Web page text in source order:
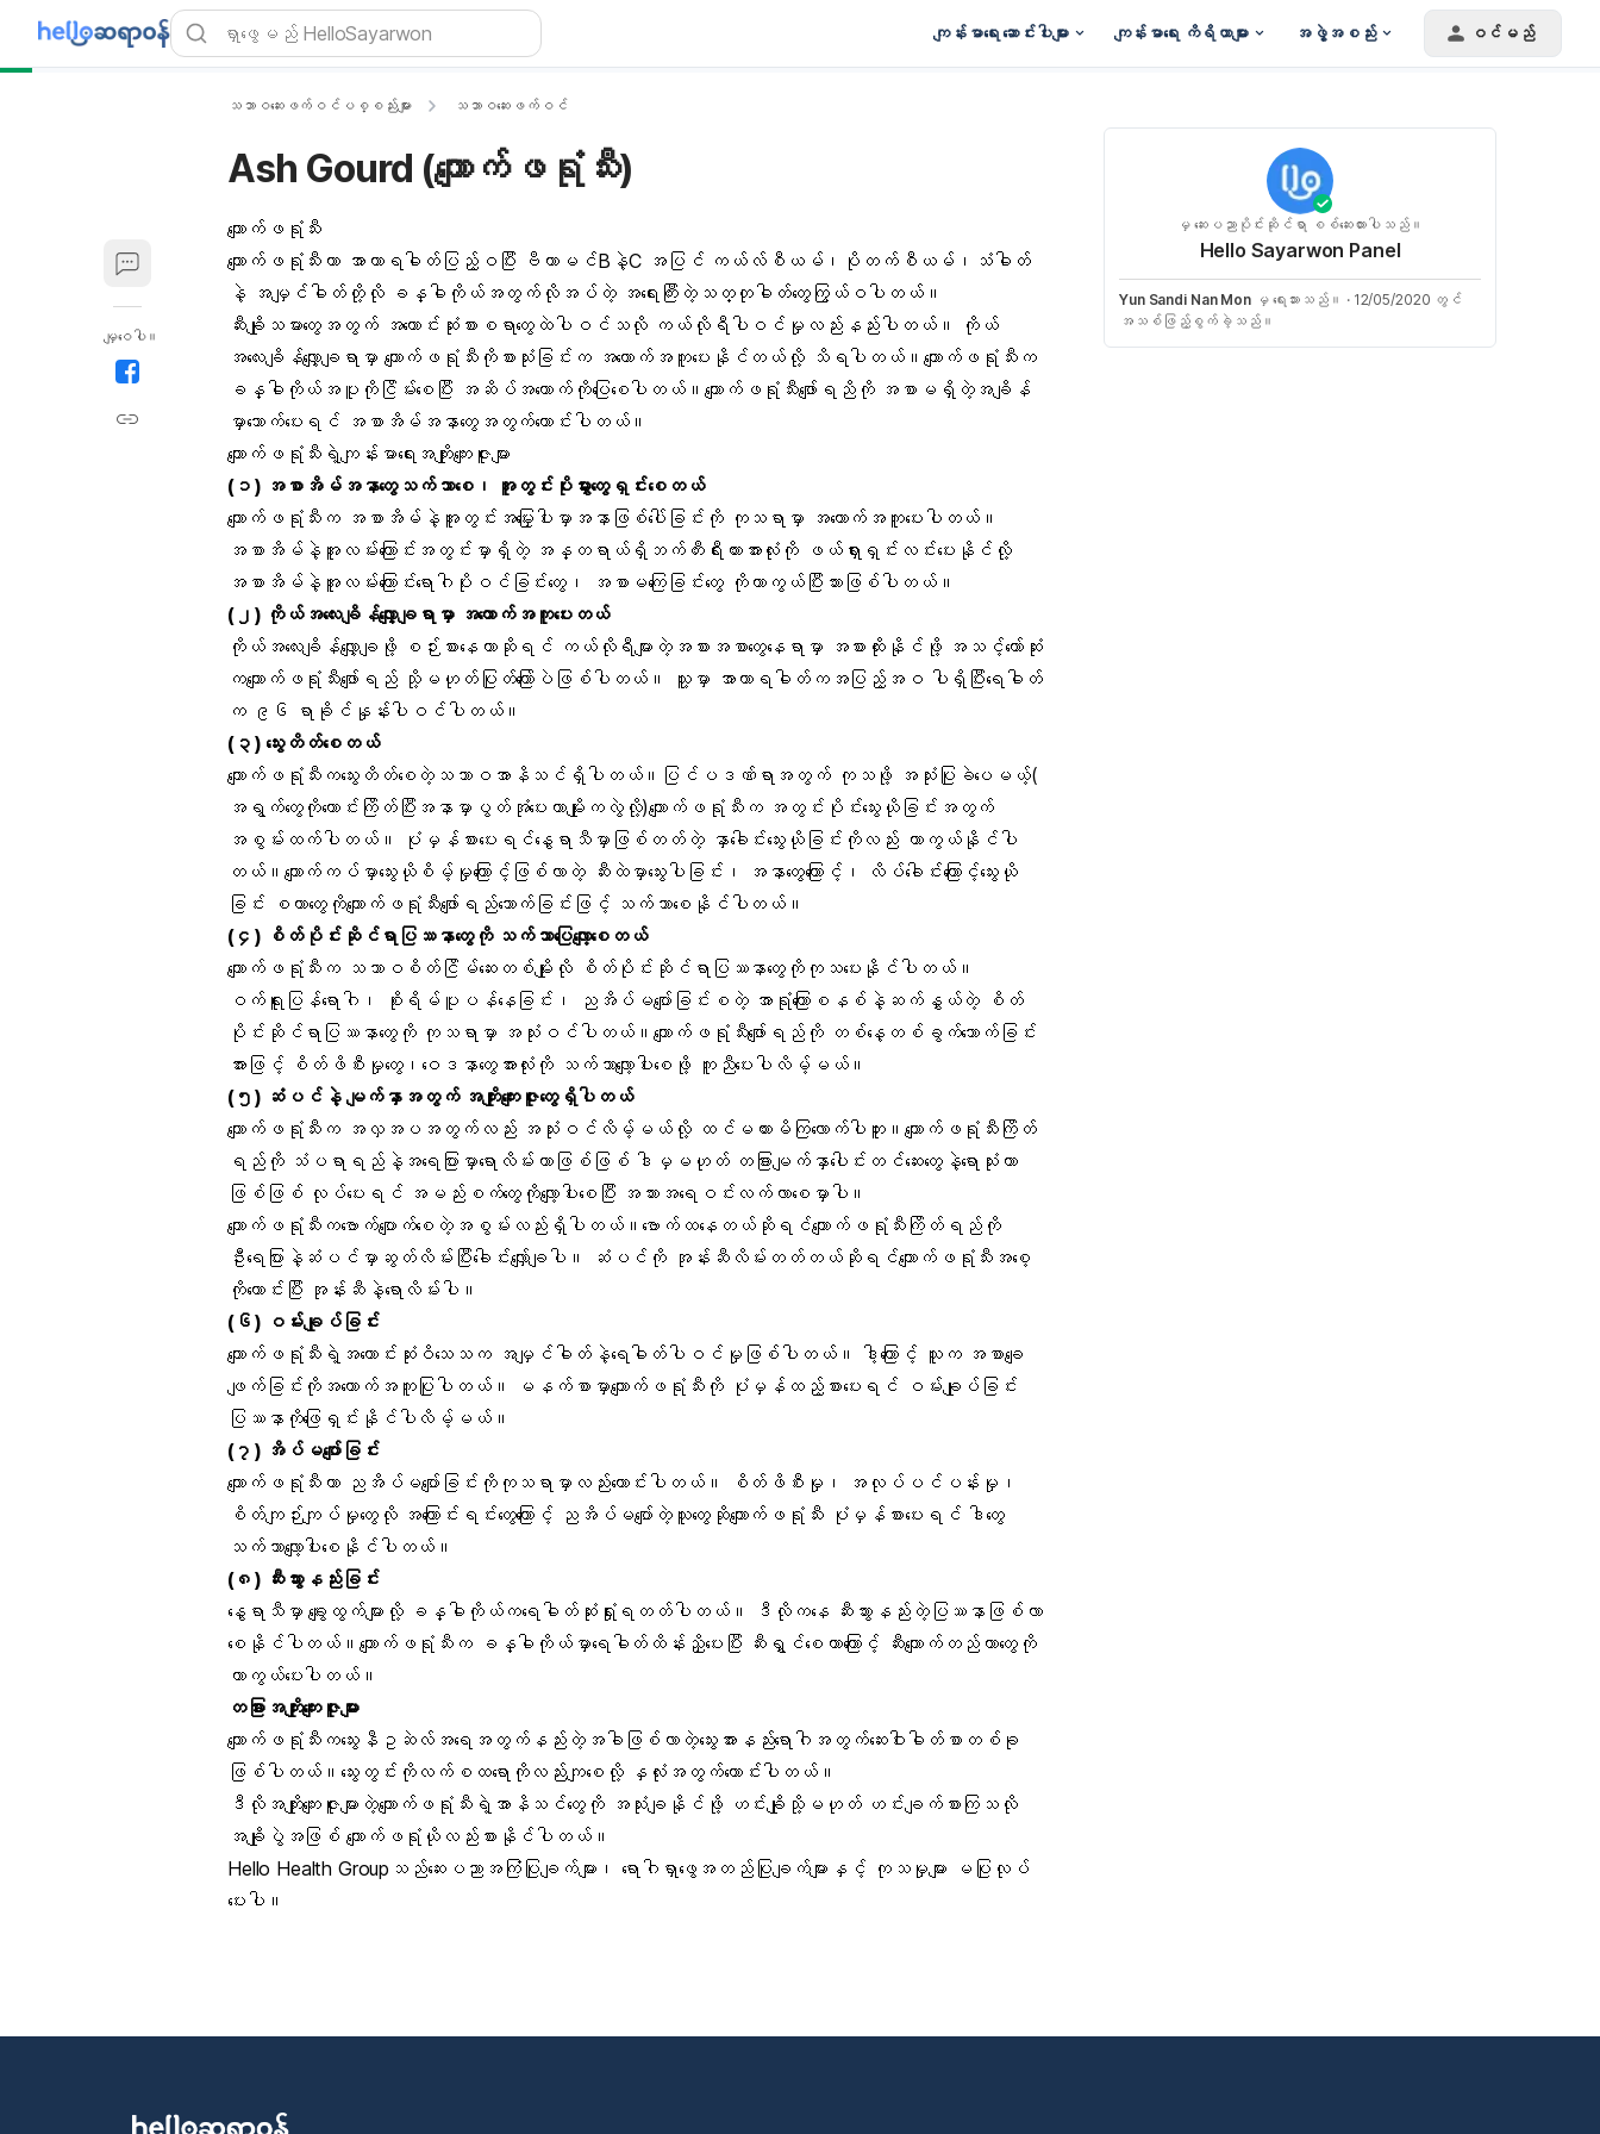
ကျန်းမာရေး ဆောင်းပါးများ ကျန်းမာရေး ကိရိယာများ အဖွဲ့အစည်း ဝင်မည်
မျှဝေပါ။
သဘာဝဆေးဖက်ဝင်ပစ္စည်းများ သဘာဝဆေးဖက်ဝင်
Ash Gourd (ကျောက်ဖရုံသီး)
ကျောက်ဖရုံသီး
ကျောက်ဖရုံသီးဟာ အာဟာရဓါတ်ပြည့်ဝပြီး ဗီတာမင်Bနဲ့C အပြင် ကယ်လ်စီယမ်၊ပိုတက်စီယမ်၊သံဓါတ်
နဲ့ အမျှင်ဓါတ်တို့လို ခန္ဓါကိုယ်အတွက်လိုအပ်တဲ့ အရေးကြီးတဲ့သတ္တုဓါတ်တွေကြွယ်ဝပါတယ်။
ဆီးချိုသမားတွေအတွက် အကောင်းဆုံးစားစရာတွေထဲပါဝင်သလို ကယ်လိုရီပါဝင်မှုလည်းနည်းပါတယ်။ ကိုယ်
အလေးချိန်လျှော့ချရာမှာ ကျောက်ဖရုံသီးကိုစားသုံးခြင်းက အထောက်အကူပေးနိုင်တယ်လို့ သိရပါတယ်။ကျောက်ဖရုံသီးက
ခန္ဓါကိုယ်အပူကိုငြိမ်းစေပြီး အဆိပ်အတောက်ကိုပြေစေပါတယ်။ကျောက်ဖရုံသီးဖျော်ရညိကို အစာမရှိတဲ့အချိန်
မှာသောက်ပေးရင် အစာအိမ်အနာတွေအတွက်ကောင်းပါတယ်။
ကျောက်ဖရုံသီးရဲ့ကျန်းမာရေးအကျိုးကျေးဇူးများ
(၁) အစာအိမ်အနာတွေသက်သာစေ၊ အူတွင်းပိုးမွှားတွေရှင်းစေတယ်
ကျောက်ဖရုံသီးက အစာအိမ်နဲ့အူတွင်းအမြှေးပါးမှာအနာဖြစ်ပေါ်ခြင်းကို ကုသရာမှာ အထောက်အကူပေးပါတယ်။
အစာအိမ်နဲ့အူလမ်းကြောင်းအတွင်းမှာရှိတဲ့ အန္တရာယ်ရှိဘက်တီးရီးယားအားလုံးကို ဖယ်ရှားရှင်းလင်းပေးနိုင်လို့
အစာအိမ်နဲ့အူလမ်းကြောင်းရောဂါပိုးဝင်ခြင်းတွေ၊ အစာမကြေခြင်းတွေ ကိုကာကွယ်ပြီးသားဖြစ်ပါတယ်။
(၂) ကိုယ်အလေးချိန်လျှော့ချရာမှာ အထောက်အကူပေးတယ်
ကိုယ်အလေးချိန်လျှော့ချဖို့ စဉ်းစားနေတာဆိုရင် ကယ်လိုရီများတဲ့အစားအစာတွေနေရာမှာ အစားထိုးနိုင်ဖို့ အသင့်တော်ဆုံး
ကကျောက်ဖရုံသီးဖျော်ရည် သို့မဟုတ်ပြုတ်ကြော်ပဲဖြစ်ပါတယ်။ သူ့မှာ အာဟာရဓါတ်ကအပြည့်အဝ ပါရှိပြီးရေဓါတ်
က ၉၆ ရာခိုင်နှုန်းပါဝင်ပါတယ်။
(၃) သွေးတိတ်စေတယ်
ကျောက်ဖရုံသီးကသွေးတိတ်စေတဲ့သဘာဝအာနိသင်ရှိပါတယ်။ပြင်ပဒဏ်ရာအတွက် ကုသဖို့ အသုံးပြုခဲပေမယ့်(
အရွက်တွေကိုထောင်းကြိတ်ပြီးအနာမှာပွတ်အုံပေးတာမျိုးကလွဲလို့)ကျောက်ဖရုံသီးက အတွင်းပိုင်းသွေးယိုခြင်းအတွက်
အစွမ်းထက်ပါတယ်။ ပုံမှန်စားပေးရင်နွေရာသီမှာဖြစ်တတ်တဲ့ နှာခေါင်းသွေးယိုခြင်းကိုလည်း ကာကွယ်နိုင်ပါ
တယ်။ကျောက်ကပ်မှာသွေးယိုစိမ့်မှုကြောင့်ဖြစ်လာတဲ့ ဆီးထဲမှာသွေးပါခြင်း၊ အနာတွေကြောင့်၊ လိပ်ခေါင်းကြောင့်သွေးယို
ခြင်း စတာတွေကိုကျောက်ဖရုံသီးဖျော်ရည်သောက်ခြင်းဖြင့် သက်သာစေနိုင်ပါတယ်။
(၄) စိတ်ပိုင်းဆိုင်ရာပြဿနာတွေကို သက်သာပြေလျော့စေတယ်
ကျောက်ဖရုံသီးက သဘာဝစိတ်ငြိမ်ဆေးတစ်မျိုးလို စိတ်ပိုင်းဆိုင်ရာပြဿနာတွေကိုကုသပေးနိုင်ပါတယ်။
ဝက်ရူးပြန်ရောဂါ၊ စိုးရိမ်ပူပန်နေခြင်း၊ ညအိပ်မပျော်ခြင်းစတဲ့ အာရုံကြောစနစ်နဲ့ဆက်နွှယ်တဲ့ စိတ်
ပိုင်းဆိုင်ရာပြဿနာတွေကို ကုသရာမှာ အသုံးဝင်ပါတယ်။ကျောက်ဖရုံသီးဖျော်ရည်ကို တစ်နေ့တစ်ခွက်သောက်ခြင်း
အားဖြင့် စိတ်ဖိစီးမှုတွေ၊ဝေဒနာတွေအားလုံးကို သက်သာလျော့ပါးစေဖို့ ကူညီပေးပါလိမ့်မယ်။
(၅) ဆံပင်နဲ့ မျက်နှာအတွက် အကျိုးကျေးဇူးတွေရှိပါတယ်
ကျောက်ဖရုံသီးက အလှအပအတွက်လည်း အသုံးဝင်လိမ့်မယ်လို့ ထင်မထားမိကြလောက်ပါဘူး။ကျောက်ဖရုံသီးကြိတ်
ရည်ကို သံပရာရည်နဲ့အရေပြားမှာရောလိမ်းတာဖြစ်ဖြစ် ဒါမှမဟုတ် တခြားမျက်နှာပေါင်းတင်ဆေးတွေနဲ့ရောသုံးတာ
ဖြစ်ဖြစ် လုပ်ပေးရင် အမည်းစက်တွေကိုလျော့ပါးစေပြီး အသားအရေဝင်းလက်လာစေမှာပါ။
ကျောက်ဖရုံသီးကဗောက်ပျောက်စေတဲ့အစွမ်းလည်းရှိပါတယ်။ဗောက်ထနေတယ်ဆိုရင်ကျောက်ဖရုံသီးကြိတ်ရည်ကို
ဦးရေပြားနဲ့ဆံပင်မှာဆွတ်လိမ်းပြီးခေါင်းလျှော်ချပါ။ ဆံပင်ကို အုန်းဆီလိမ်းတတ်တယ်ဆိုရင်ကျောက်ဖရုံသီးအစေ့
ကိုထောင်းပြီး အုန်းဆီနဲ့ရောလိမ်းပါ။
(၆) ဝမ်းချုပ်ခြင်း
ကျောက်ဖရုံသီးရဲ့အကောင်းဆုံးဝိသေသက အမျှင်ဓါတ်နဲ့ရေဓါတ်ပါဝင်မှုဖြစ်ပါတယ်။ ဒါ့ကြောင့် သူက အစာချေ
ဖျက်ခြင်းကိုအထောက်အကူပြုပါတယ်။ မနက်စာမှာကျောက်ဖရုံသီးကို ပုံမှန်ထည့်စားပေးရင် ဝမ်းချုပ်ခြင်း
ပြဿနာကိုဖြေရှင်းနိုင်ပါလိမ့်မယ်။
(၇) အိပ်မပျော်ခြင်း
ကျောက်ဖရုံသီးဟာ ညအိပ်မပျော်ခြင်းကိုကုသရာမှာလည်းကောင်းပါတယ်။ စိတ်ဖိစီးမှု၊ အလုပ်ပင်ပန်းမှု၊
စိတ်ကျဉ်းကျပ်မှုတွေလို အကြောင်းရင်းတွေကြောင့် ညအိပ်မပျော်တဲ့သူတွေဆိုကျောက်ဖရုံသီး ပုံမှန်စားပေးရင် ဒါတွေ
သက်သာလျော့ပါးစေနိုင်ပါတယ်။
(၈) ဆီးသွားနည်းခြင်း
နွေရာသီမှာ ချွေးထွက်များလို့ ခန္ဓါကိုယ်ကရေဓါတ်ဆုံးရှုံးရတတ်ပါတယ်။ ဒီလိုကနေ ဆီးသွားနည်းတဲ့ပြဿနာဖြစ်လာ
စေနိုင်ပါတယ်။ကျောက်ဖရုံသီးက ခန္ဓါကိုယ်မှာရေဓါတ်ထိန်းညှိပေးပြီး ဆီးရွှင်စေတာကြောင့် ဆီးကျောက်တည်တာတွေကို
ကာကွယ်ပေးပါတယ်။
တခြားအကျိုးကျေးဇူးများ
ကျောက်ဖရုံသီးကသွေးနီဥဆဲလ်အရေအတွက်နည်းတဲ့အခါဖြစ်လာတဲ့သွေးအားနည်းရောဂါအတွက်ဆေးဝါးဓါတ်စာတစ်ခု
ဖြစ်ပါတယ်။သွေးတွင်းကိုလက်စထရောကိုလည်းကျစေလို့ နှလုံးအတွက်ကောင်းပါတယ်။
ဒီလိုအကျိုးကျေးဇူးများတဲ့ကျောက်ဖရုံသီးရဲ့အာနိသင်တွေကို အသုံးချနိုင်ဖို့ ဟင်းချိုသို့မဟုတ် ဟင်းချက်စားကြသလို
အချိုပွဲအဖြစ် ကျောက်ဖရုံယိုလည်းစားနိုင်ပါတယ်။
Hello Health Groupသည်ဆေးပညာအကြံပြုချက်များ၊ ရောဂါရှာဖွေအတည်ပြုချက်များနှင့် ကုသမှုများ မပြုလုပ်
ပေးပါ။
မှ ဆေးပညာပိုင်းဆိုင်ရာ စစ်ဆေးထားပါသည်။
Hello Sayarwon Panel
Yun Sandi Nan Monမှ ရေးသားသည်။ · 12/05/2020 တွင်
အသစ်ဖြည့်စွက်ခဲ့သည်။